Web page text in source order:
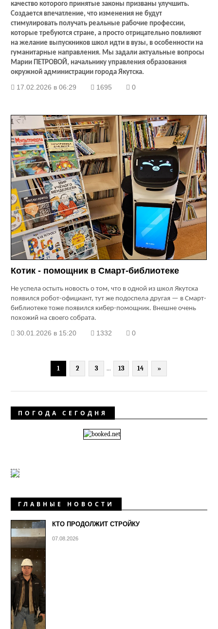
качество которого принятые законы призваны улучшить.
Создается впечатление, что изменения не будут
стимулировать получать реальные рабочие профессии,
которые требуются стране, а просто отрицательно повлияют
на желание выпускников школ идти в вузы, в особенности на
гуманитарные направления. Мы задали актуальные вопросы
Марии ПЕТРОВОЙ, начальнику управления образования
окружной администрации города Якутска.
17.02.2026 в 06:29 1695 0
Котик - помощник в Смарт-библиотеке
Не успела остыть новость о том, что в одной из школ Якутска
появился робот-официант, тут же подоспела другая — в Смарт-
библиотеке тоже появился кибер-помощник. Внешне очень
похожий на своего собрата.
30.01.2026 в 15:20 1332 0
1 2 3 ... 13 14 »
ПОГОДА СЕГОДНЯ
ГЛАВНЫЕ НОВОСТИ
КТО ПРОДОЛЖИТ СТРОЙКУ
07.08.2026